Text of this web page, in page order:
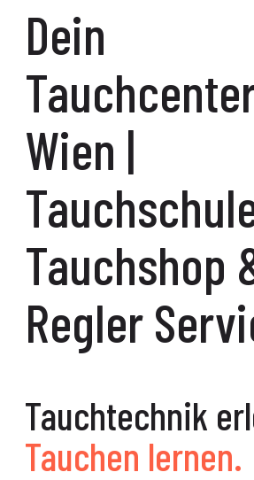
Dein
Wien |
Tauchshop
Regler
Tauchtechnik
Tauchen lernen.